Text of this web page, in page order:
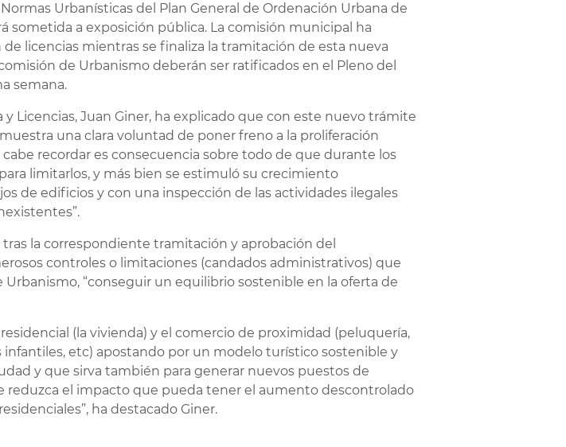
Urbanísticas del Plan General de Ordenación Urbana de
sometida a exposición pública. La comisión municipal ha
licencias mientras se finaliza la tramitación de esta nueva
de Urbanismo deberán ser ratificados en el Pleno del
semana.
Licencias, Juan Giner, ha explicado que con este nuevo trámite
una clara voluntad de poner freno a la proliferación
recordar es consecuencia sobre todo de que durante los
limitarlos, y más bien se estimuló su crecimiento
de edificios y con una inspección de las actividades ilegales
la correspondiente tramitación y aprobación del
controles o limitaciones (candados administrativos) que
“conseguir un equilibrio sostenible en la oferta de
(la vivienda) y el comercio de proximidad (peluquería,
infantiles, etc) apostando por un modelo turístico sostenible y
y que sirva también para generar nuevos puestos de
el impacto que pueda tener el aumento descontrolado
ha destacado Giner.